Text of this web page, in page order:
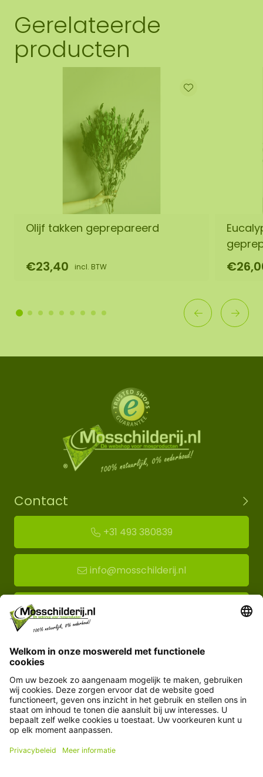
Gerelateerde
producten
Olijf takken geprepareerd
€23,40 incl. BTW
Contact
+31 493 380839
info@mosschilderij.nl
Route naar mos-showroom
Florapark 14
Klantenservice
Informatie